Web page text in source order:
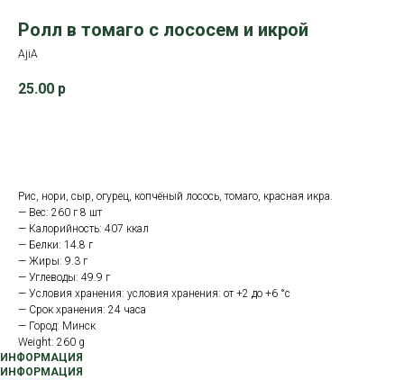
Ролл в томаго с лососем и икрой
AjiA
25.00 р
Рис, нори, сыр, огурец, копчёный лосось, томаго, красная икра.
— Вес: 260 г 8 шт
— Калорийность: 407 ккал
— Белки: 14.8 г
— Жиры: 9.3 г
— Углеводы: 49.9 г
— Условия хранения: условия хранения: от +2 до +6 °с
— Срок хранения: 24 часа
— Город: Минск
Weight: 260 g
ИНФОРМАЦИЯ
ИНФОРМАЦИЯ